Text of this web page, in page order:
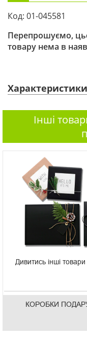
Код: 01-045581
Перепрошуємо,
товару нема в
Характеристики
Інші
Дивитись інші товари
КОРОБКИ